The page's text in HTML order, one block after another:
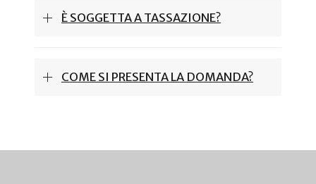
È SOGGETTA A TASSAZIONE?
COME SI PRESENTA LA DOMANDA?